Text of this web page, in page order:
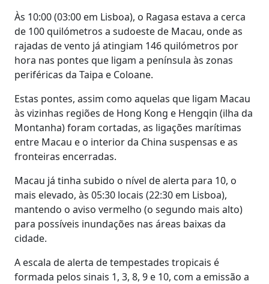
Às 10:00 (03:00 em Lisboa), o Ragasa estava a cerca
de 100 quilómetros a sudoeste de Macau, onde as
rajadas de vento já atingiam 146 quilómetros por
hora nas pontes que ligam a península às zonas
periféricas da Taipa e Coloane.
Estas pontes, assim como aquelas que ligam Macau
às vizinhas regiões de Hong Kong e Hengqin (ilha da
Montanha) foram cortadas, as ligações marítimas
entre Macau e o interior da China suspensas e as
fronteiras encerradas.
Macau já tinha subido o nível de alerta para 10, o
mais elevado, às 05:30 locais (22:30 em Lisboa),
mantendo o aviso vermelho (o segundo mais alto)
para possíveis inundações nas áreas baixas da
cidade.
A escala de alerta de tempestades tropicais é
formada pelos sinais 1, 3, 8, 9 e 10, com a emissão a